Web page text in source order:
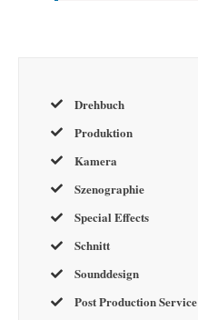
Drehbuch
Produktion
Kamera
Szenographie
Special Effects
Schnitt
Sounddesign
Post Production Service